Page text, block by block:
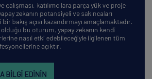
çalışması, katılımcılara parça yük ve proje
zekanın potansiyeli ve sakıncaları
bakış açısı kazandırmayı amaçlamaktadır.
olduğu bu oturum, yapay zekanın kendi
nasıl etki edebileceğiyle ilgilenen tüm
açıktır.
BILGI EDININ